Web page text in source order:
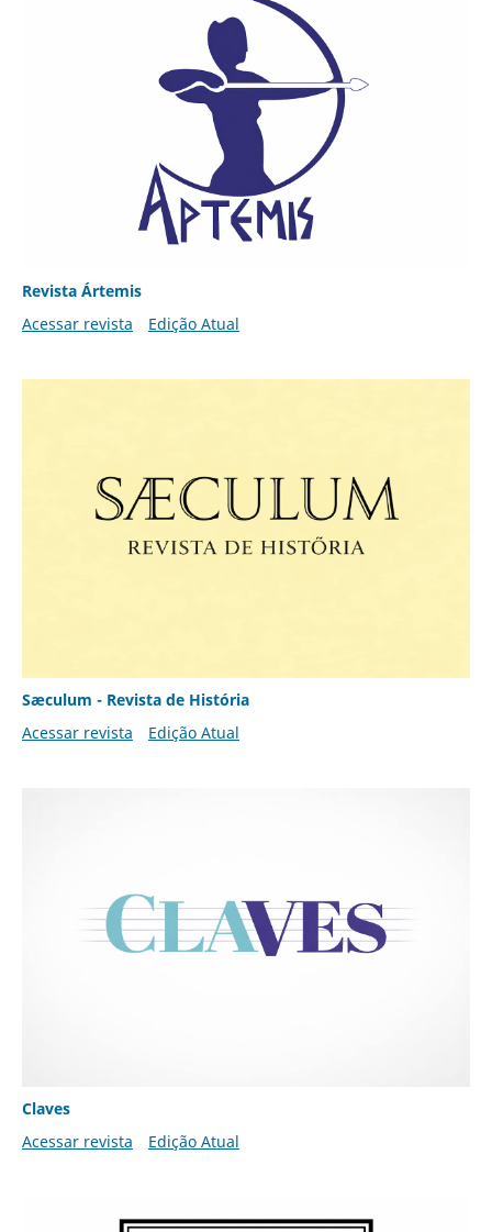
Revista Ártemis
Acessar revista
Edição Atual
Sæculum - Revista de História
Acessar revista
Edição Atual
Claves
Acessar revista
Edição Atual